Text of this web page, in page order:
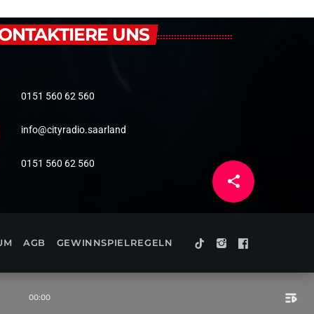
00:00 playlist_play
share
email
UNS
0151 560 62 560
info@cityradio.saarland
0151 560 62 560
AGB GEWINNSPIELREGELN